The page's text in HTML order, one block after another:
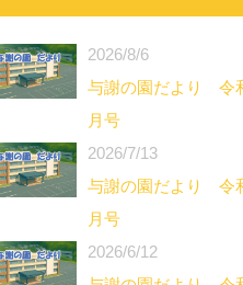
2026/8/6
与謝の園だより 令
月号
2026/7/13
与謝の園だより 令
月号
2026/6/12